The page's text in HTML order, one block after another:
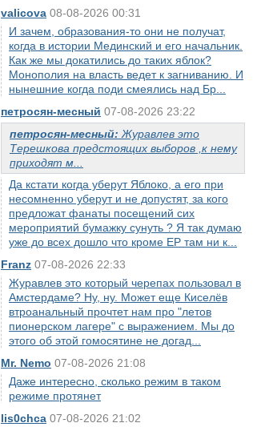
valicova 08-08-2026 00:31
И зачем, образования-то они не получат,
когда в истории Мединский и его начальник.
Как же мы докатились до таких яблок?
Монополия на власть ведет к загниванию. И
нынешние когда поди смеялись над Бр...
петросян-месный 07-08-2026 23:22
петросян-месный: Журавлев это
Терешкова предстоящих выборов ,к нему
приходят м...
Да кстати когда уберут Яблоко, а его при
несомненно уберут и не допустят, за кого
предложат фанаты посещений сих
мероприятий бумажку сунуть ? Я так думаю
уже до всех дошло что кроме ЕР там ни к...
Franz 07-08-2026 22:33
Журавлев это который черепах пользовал в
Амстердаме? Ну, ну. Может еще Киселёв
втроанальный прочтет нам про "летов
пионерском лагере" с выражением. Мы до
этого об этой гомосятине не догад...
Mr. Nemo 07-08-2026 21:08
Даже интересно, сколько режим в таком
режиме протянет
lis0chca 07-08-2026 21:02